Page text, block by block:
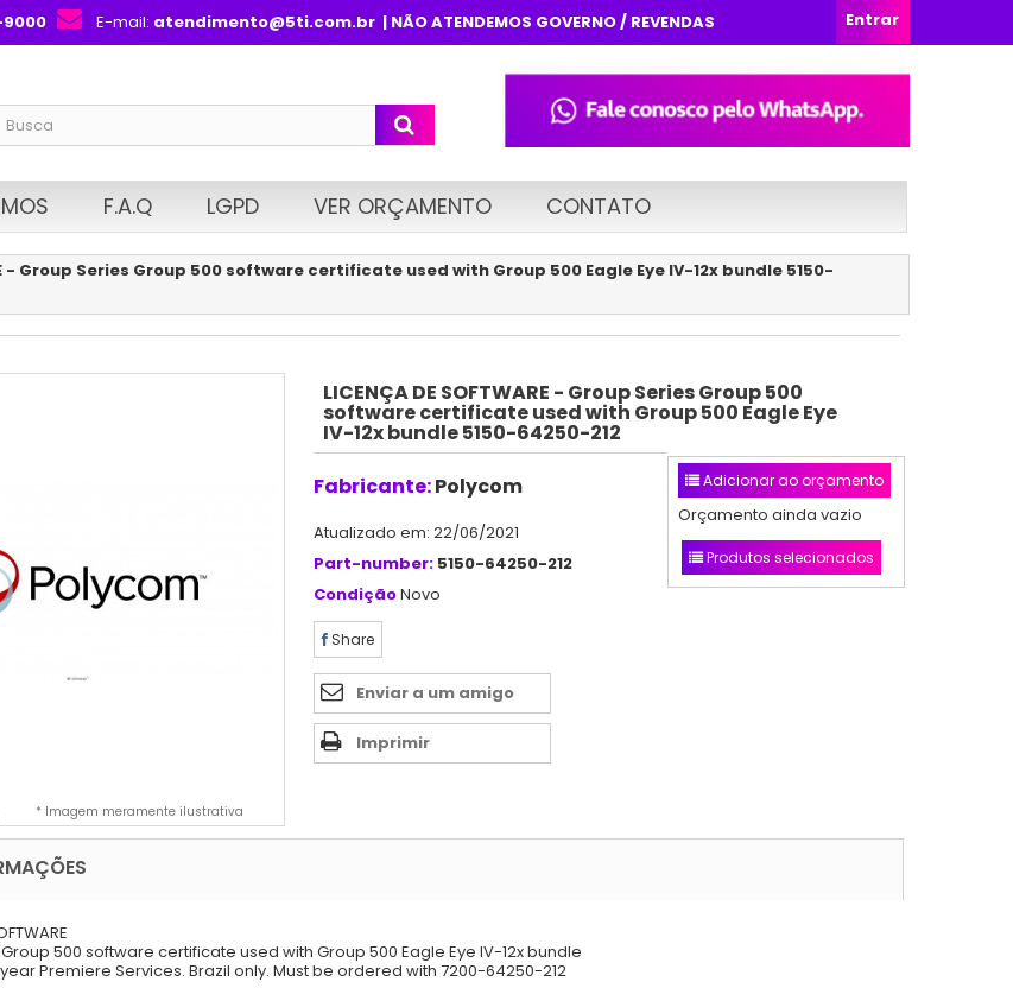
Entrar
9000 E-mail: atendimento@5ti.com.br| NÃO ATENDEMOS GOVERNO / REVENDAS
F.A.Q LGPD VER ORÇAMENTO CONTATO
- Group Series Group 500 software certificate used with Group 500 Eagle Eye IV-12x bundle 5150-
* Imagem meramente ilustrativa
LICENÇA DE SOFTWARE - Group Series Group 500
software certificate used with Group 500 Eagle Eye
IV-12x bundle 5150-64250-212
Fabricante:Polycom
Atualizado em: 22/06/2021
Part-number: 5150-64250-212
CondiçãoNovo
Share
Enviar a um amigo
Imprimir
Adicionar ao orçamento
Orçamento ainda vazio
Produtos selecionados
500 software certificate used with Group 500 Eagle Eye IV-12x bundle
Premiere Services. Brazil only. Must be ordered with 7200-64250-212